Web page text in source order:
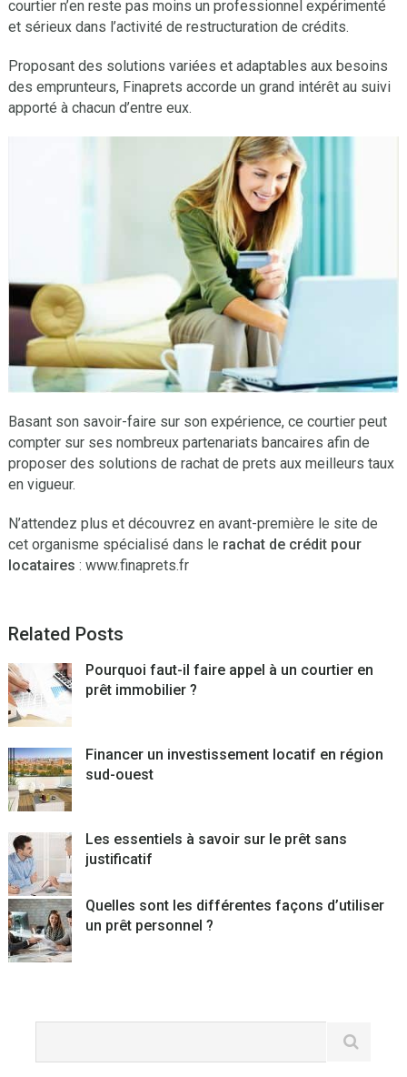
courtier n’en reste pas moins un professionnel expérimenté
et sérieux dans l’activité de restructuration de crédits.
Proposant des solutions variées et adaptables aux besoins
des emprunteurs, Finaprets accorde un grand intérêt au suivi
apporté à chacun d’entre eux.
Basant son savoir-faire sur son expérience, ce courtier peut
compter sur ses nombreux partenariats bancaires afin de
proposer des solutions de rachat de prets aux meilleurs taux
en vigueur.
N’attendez plus et découvrez en avant-première le site de
cet organisme spécialisé dans le rachat de crédit pour
locataires : www.finaprets.fr
Related Posts
Pourquoi faut-il faire appel à un courtier en
prêt immobilier ?
Financer un investissement locatif en région
sud-ouest
Les essentiels à savoir sur le prêt sans
justificatif
Quelles sont les différentes façons d’utiliser
un prêt personnel ?